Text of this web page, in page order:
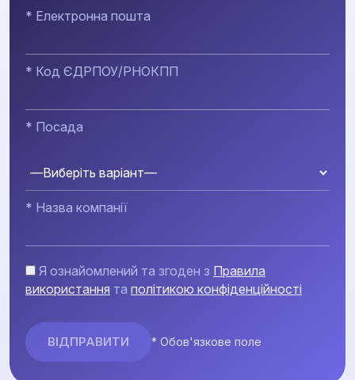
* Електронна пошта
* Код ЄДРПОУ/РНОКПП
* Посада
* Назва компанії
Я ознайомлений та згоден з Правила
використання та політикою конфіденційності
* Обов'язкове поле